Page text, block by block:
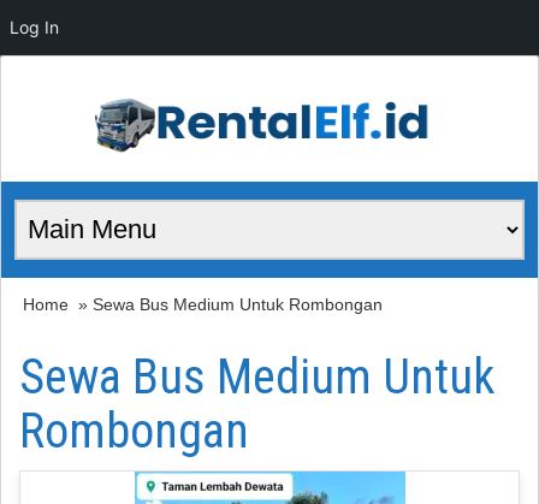
Home » Sewa Bus Medium Untuk Rombongan
Sewa Bus Medium Untuk
Rombongan
Log In